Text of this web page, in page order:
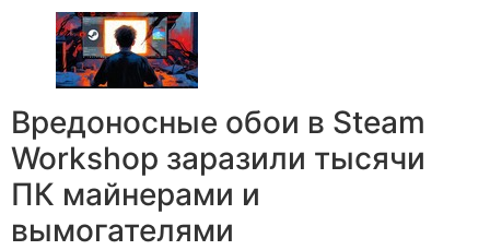
Вредоносные обои в Steam
Workshop заразили тысячи
ПК майнерами и
вымогателями